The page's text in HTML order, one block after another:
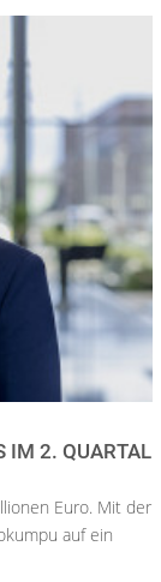
IM 2. QUARTAL
Euro. Mit der
auf ein